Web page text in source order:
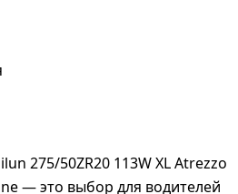
275/50ZR20 113W XL Atrezzo
— это выбор для водителей